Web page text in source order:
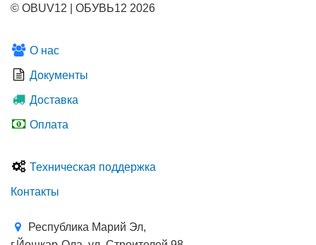
© OBUV12 | ОБУВЬ12 2026
О нас
Документы
Доставка
Оплата
Техническая поддержка
Контакты
Республика Марий Эл,